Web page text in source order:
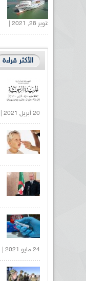
أكتوبر 28, 2021 |
الأكثر قراءة
20 أبريل 2021 |
24 مايو 2021 |